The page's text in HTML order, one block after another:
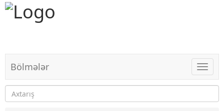
Bölmələr